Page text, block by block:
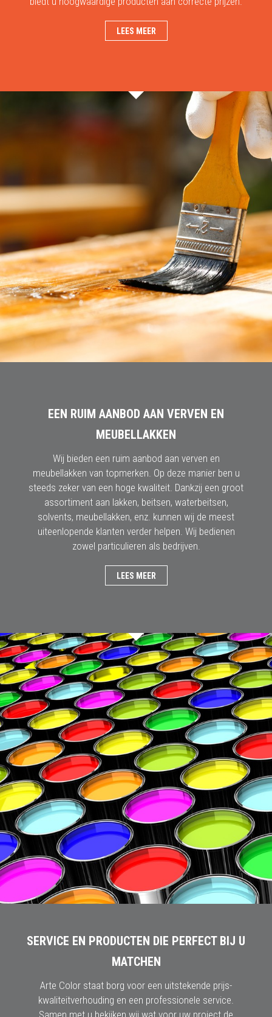
LEES MEER
EEN RUIM AANBOD AAN VERVEN EN
MEUBELLAKKEN
Wij bieden een ruim aanbod aan verven en
meubellakken van topmerken. Op deze manier ben u
steeds zeker van een hoge kwaliteit. Dankzij een groot
assortiment aan lakken, beitsen, waterbeitsen,
solvents, meubellakken, enz. kunnen wij de meest
uiteenlopende klanten verder helpen. Wij bedienen
zowel particulieren als bedrijven.
LEES MEER
SERVICE EN PRODUCTEN DIE PERFECT BIJ U
MATCHEN
Arte Color staat borg voor een uitstekende prijs-
kwaliteitverhouding en een professionele service.